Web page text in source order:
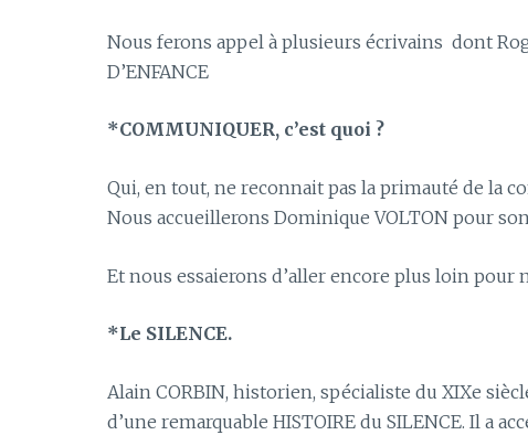
Nous ferons appel à plusieurs écrivains dont
D’ENFANCE
*COMMUNIQUER, c’est quoi ?
Qui, en tout, ne reconnait pas la primauté de la
Nous accueillerons Dominique VOLTON pour
Et nous essaierons d’aller encore plus loin
*Le SILENCE.
Alain CORBIN, historien, spécialiste du XIXe
d’une remarquable HISTOIRE du SILENCE. Il a